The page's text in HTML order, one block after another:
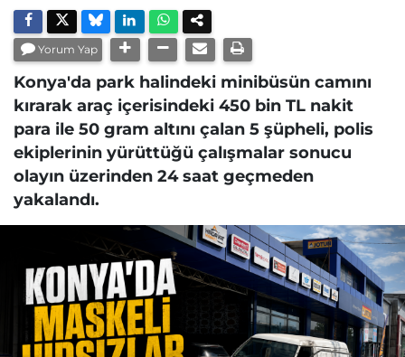
Yorum Yap
Konya'da park halindeki minibüsün camını
kırarak araç içerisindeki 450 bin TL nakit
para ile 50 gram altını çalan 5 şüpheli, polis
ekiplerinin yürüttüğü çalışmalar sonucu
olayın üzerinden 24 saat geçmeden
yakalandı.